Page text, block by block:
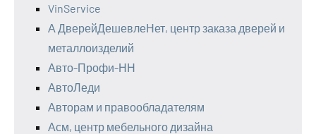
VinService
А ДверейДешевлеНет, центр заказа дверей и
металлоизделий
Авто-Профи-НН
АвтоЛеди
Авторам и правообладателям
Асм, центр мебельного дизайна